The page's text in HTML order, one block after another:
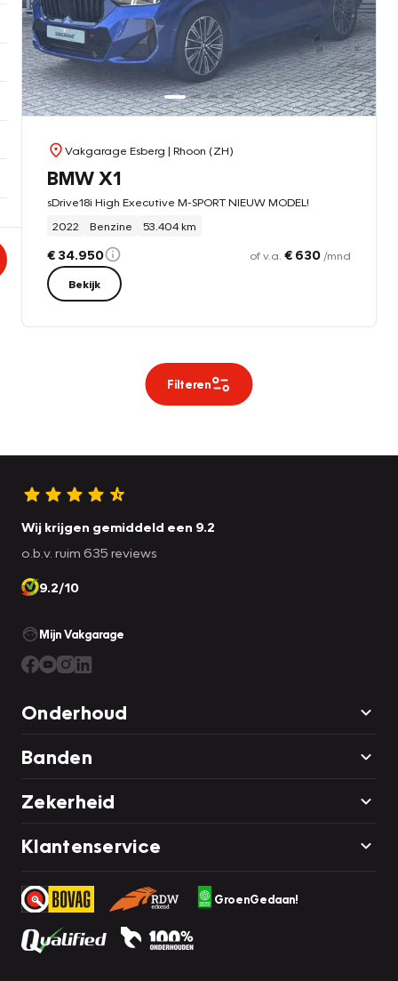
Vakgarage Esberg | Rhoon (ZH)
BMW X1
sDrive18i High Executive M-SPORT NIEUW MODEL!
2022
Benzine 53.404 km
€ 34.950 of v.a. € 630 /mnd
Bekijk
Filteren
Wij krijgen gemiddeld een 9.2
o.b.v. ruim 635 reviews
9.2/10
Mijn Vakgarage
Onderhoud
Banden
Zekerheid
Klantenservice
GroenGedaan!